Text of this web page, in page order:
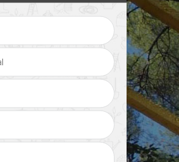
Réparation et
changement de
et faîtage 71